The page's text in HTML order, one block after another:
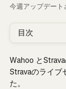
今週アップデート
目次
Wahoo と
Stravaのライブ
た。